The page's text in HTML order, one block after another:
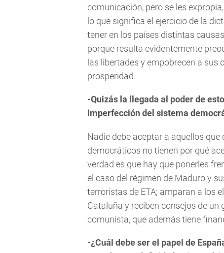
comunicación, pero se les
lo que significa el ejercicio de la
tener en los países distintas
porque resulta evidentemente
las libertades y empobrecen a
prosperidad.
-Quizás la llegada al poder de
imperfección del sistema
Nadie debe aceptar a aquellos
democráticos no tienen por qué
verdad es que hay que ponerles
el caso del régimen de Maduro y
terroristas de ETA; amparan a los
Cataluña y reciben consejos de
comunista, que además tiene
-¿Cuál debe ser el papel de